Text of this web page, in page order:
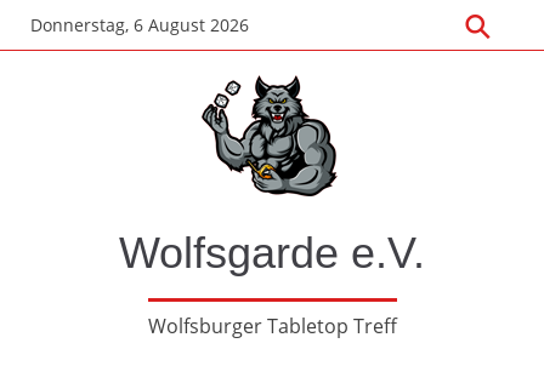
ZumDonnerstag, 6 August 2026
Wolfsgarde e.V.
Wolfsburger Tabletop Treff